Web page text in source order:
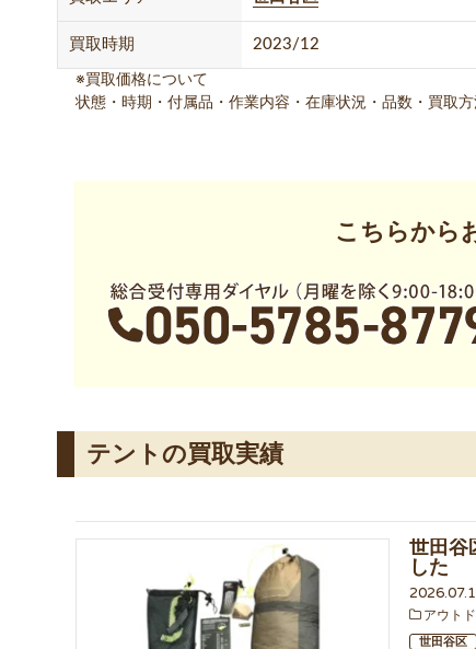
買取時期 2023/12
※買取価格について
状態・時期・付属品・作業内容・在庫状況・品数・買取
こちらから
テントの買取実績
世田谷
した
アウト
世田谷区